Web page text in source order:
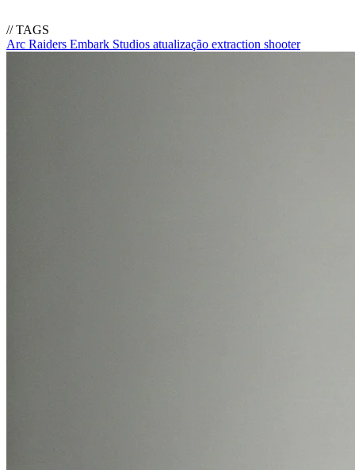
// TAGS
Arc Raiders Embark Studios atualização extraction shooter